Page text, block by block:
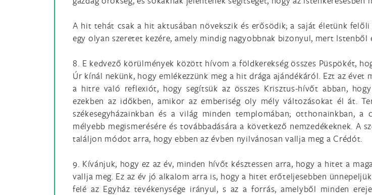
A hit tehát csak a hit aktusában növekszik és erősödik; a saját életünk
egy olyan szeretet kezére, amely mindig nagyobbnak bizonyul, mert Istenből
8. E kedvező körülmények között hívom a földkerekség összes Püspökét,
Úr kínál nekünk, hogy emlékezzünk meg a hit drága ajándékáról. Ezt az
a hitre való reflexiót, hogy segítsük az összes Krisztus-hívőt abban,
ezekben az időkben, amikor az emberiség oly mély változásokat él át.
székesegyházainkban és a világ minden templomában; otthonainkban,
mélyebb megismerésére és továbbadására a következő nemzedékeknek. A
találjon módot arra, hogy ebben az évben nyilvánosan vallja meg a Crédót.
9. Kívánjuk, hogy ez az év, minden hívőt késztessen arra, hogy a hitet a
vallja meg. Ez az év jó alkalom arra is, hogy a hitet erőteljesebben
felé az Egyház tevékenysége irányul, s az a forrás, amelyből minden